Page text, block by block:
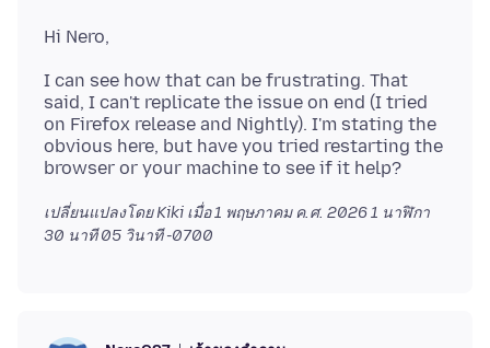
I can see how that can be frustrating. That
said, I can't replicate the issue on end (I tried
on Firefox release and Nightly). I'm stating the
obvious here, but have you tried restarting the
เปลี่ยนแปลงโดย Kiki เมื่อ1 พฤษภาคม ค.ศ. 2026 1 นาฬิกา
30 นาที 05 วินาที -0700